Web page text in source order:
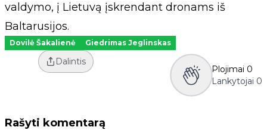
valdymo, į Lietuvą įskrendant dronams iš
Baltarusijos.
Dovilė Šakalienė Giedrimas Jeglinskas
Dalintis
Plojimai 0
Lankytojai 0
Rašyti komentarą